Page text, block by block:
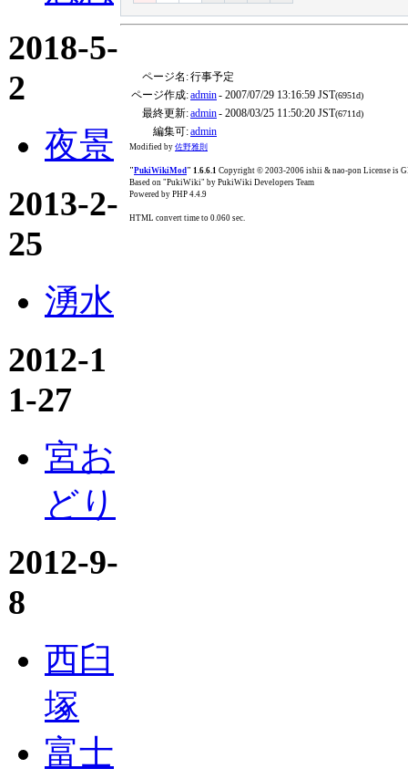
2018-5-
2
夜景
2013-2-
25
湧水
2012-1
1-27
宮お
どり
2012-9-
8
西臼
塚
富士
ページ名:行事予定
ページ作成:admin- 2007/07/29 13:16:59 JST(6951d)
最終更新:admin- 2008/03/25 11:50:20 JST(6711d)
編集可:admin
Modified by 佐野雅則
"PukiWikiMod" 1.6.6.1 Copyright © 2003-2006 ishii & nao-pon License is
Based on "PukiWiki" by PukiWiki Developers Team
Powered by PHP 4.4.9
HTML convert time to 0.060 sec.